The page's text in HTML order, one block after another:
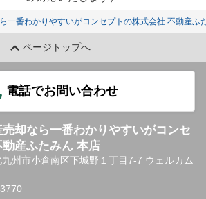
一番わかりやすいがコンセプトの株式会社 不動産ふ
ページトップへ
電話でお問い合わせ
却なら一番わかりやすいがコンセ
産ふたみん 本店
州市小倉南区下城野１丁目7-7 ウェルカム